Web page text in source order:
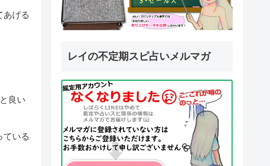
あげる
良い
ている
レイの不定期スピ占いメルマガ